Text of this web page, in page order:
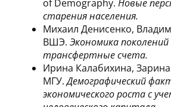
of Demography. Новые
старения населения.
Михаил Денисенко,
ВШЭ. Экономика
трансфертные счета.
Ирина Калабихина,
МГУ. Демографический
экономического роста с